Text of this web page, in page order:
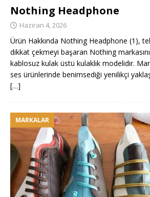
Nothing Headphone
Haziran 4, 2026
Ürün Hakkında Nothing Headphone (1),
dikkat çekmeyi başaran Nothing
kablosuz kulak üstü kulaklık modelidir.
ses ürünlerinde benimsediği yenilikçi
[…]
MARKALAR